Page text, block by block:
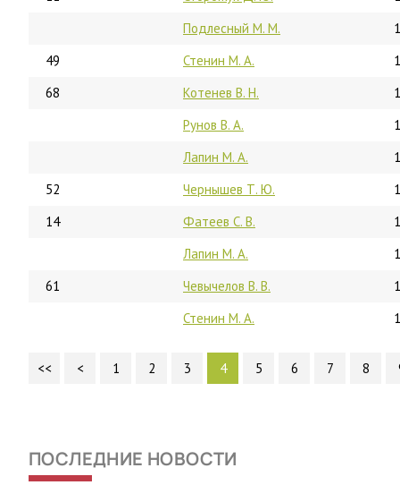
Подлесный М. М.
49
Стенин М. А.
68
Котенев В. Н.
Рунов В. А.
Лапин М. А.
52
Чернышев Т. Ю.
14
Фатеев С. В.
Лапин М. А.
61
Чевычелов В. В.
Стенин М. А.
<< < 1 2 3 4 5 6 7 8
ПОСЛЕДНИЕ НОВОСТИ